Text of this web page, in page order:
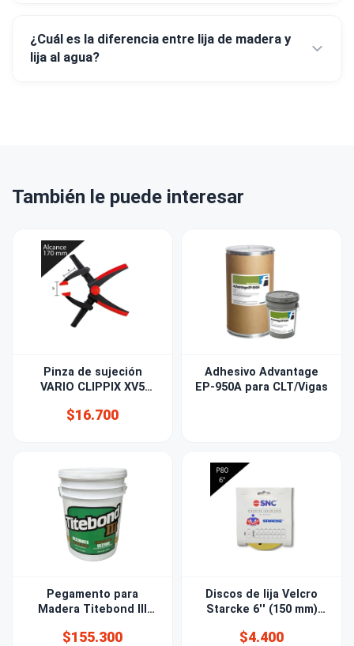
¿Cuál es la diferencia entre lija de madera y
lija al agua?
También le puede interesar
Pinza de sujeción
VARIO CLIPPIX XV5
$16.700
Adhesivo Advantage
EP-950A para CLT/Vigas
Pegamento para
Madera Titebond III
$155.300
Discos de lija Velcro
Starcke 6'' (150 mm)
$4.400